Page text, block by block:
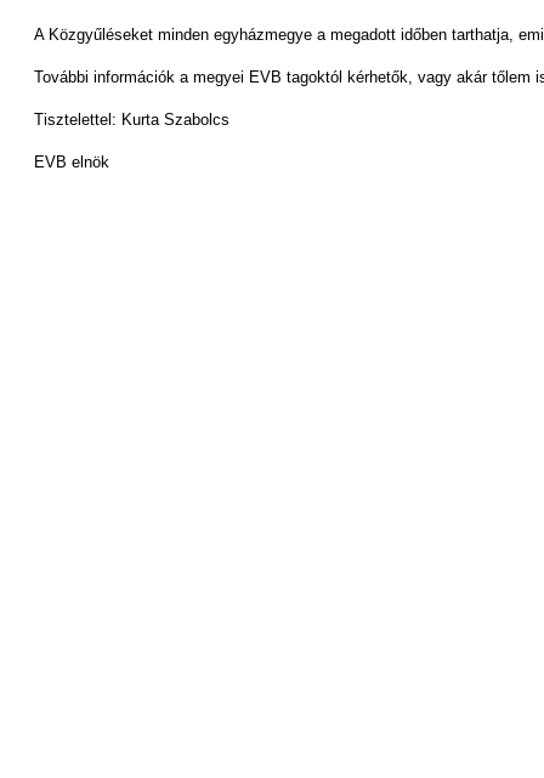
A Közgyűléseket minden egyházmegye a megadott időben tarthatja,
További információk a megyei EVB tagoktól kérhetők, vagy akár tőlem
Tisztelettel: Kurta Szabolcs
EVB elnök